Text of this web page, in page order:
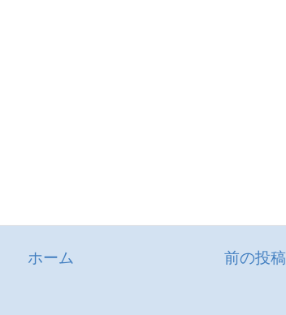
前の投稿
ホーム